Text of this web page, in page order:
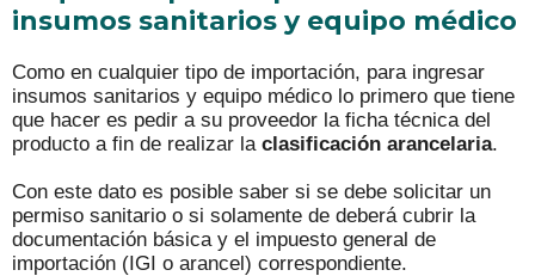
insumos sanitarios y equipo médico
Como en cualquier tipo de importación, para ingresar
insumos sanitarios y equipo médico lo primero que tiene
que hacer es pedir a su proveedor la ficha técnica del
producto a fin de realizar la clasificación arancelaria.
Con este dato es posible saber si se debe solicitar un
permiso sanitario o si solamente de deberá cubrir la
documentación básica y el impuesto general de
importación (IGI o arancel) correspondiente.